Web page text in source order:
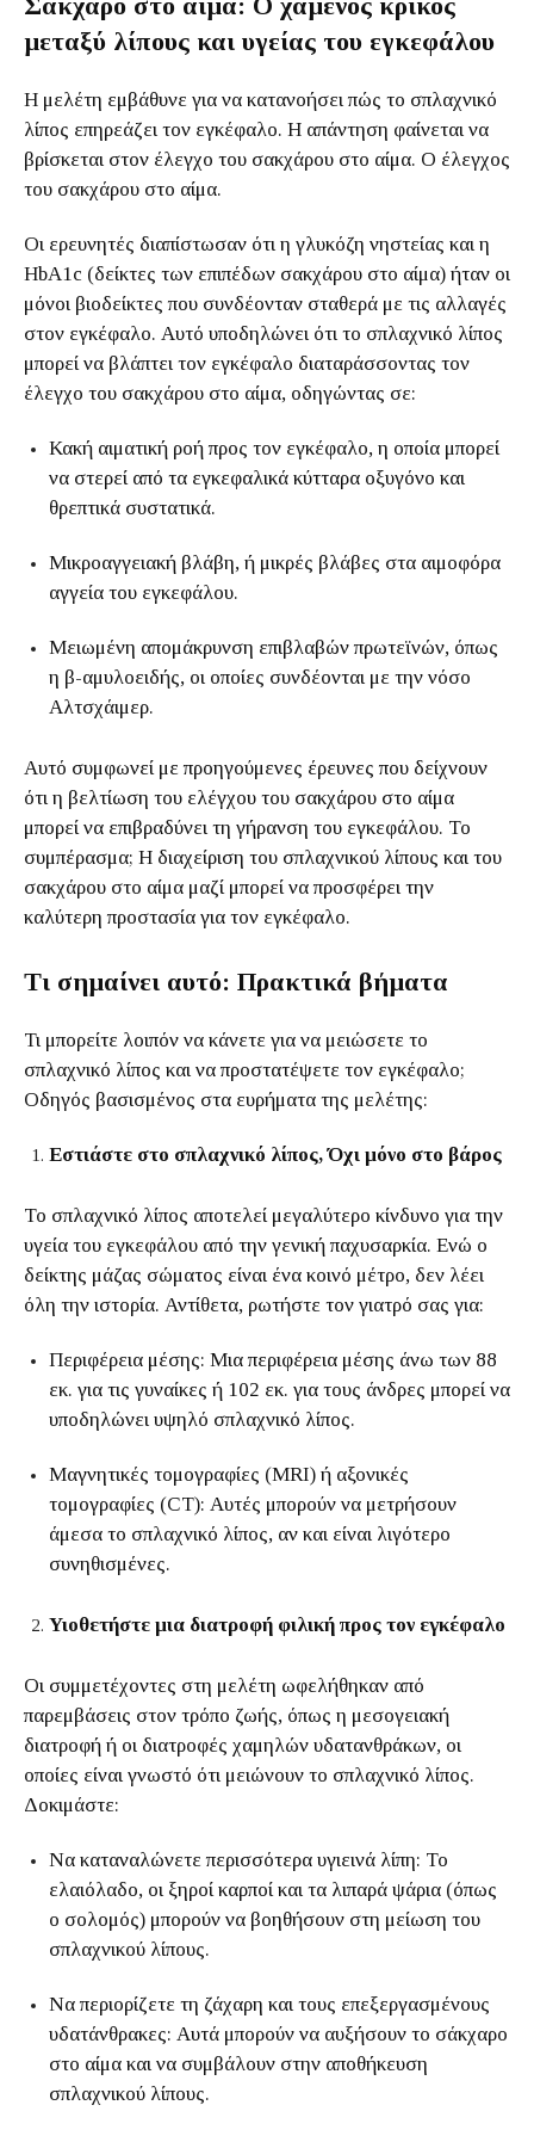
μεταξύ λίπους και υγείας του εγκεφάλου
Η μελέτη εμβάθυνε για να κατανοήσει πώς το σπλαχνικό
λίπος επηρεάζει τον εγκέφαλο. Η απάντηση φαίνεται να
βρίσκεται στον έλεγχο του σακχάρου στο αίμα. Ο έλεγχος
του σακχάρου στο αίμα.
Οι ερευνητές διαπίστωσαν ότι η γλυκόζη νηστείας και η
HbA1c (δείκτες των επιπέδων σακχάρου στο αίμα) ήταν οι
μόνοι βιοδείκτες που συνδέονταν σταθερά με τις αλλαγές
στον εγκέφαλο. Αυτό υποδηλώνει ότι το σπλαχνικό λίπος
μπορεί να βλάπτει τον εγκέφαλο διαταράσσοντας τον
έλεγχο του σακχάρου στο αίμα, οδηγώντας σε:
Κακή αιματική ροή προς τον εγκέφαλο, η οποία μπορεί
να στερεί από τα εγκεφαλικά κύτταρα οξυγόνο και
θρεπτικά συστατικά.
Μικροαγγειακή βλάβη, ή μικρές βλάβες στα αιμοφόρα
αγγεία του εγκεφάλου.
Μειωμένη απομάκρυνση επιβλαβών πρωτεϊνών, όπως
η β-αμυλοειδής, οι οποίες συνδέονται με την νόσο
Αλτσχάιμερ.
Αυτό συμφωνεί με προηγούμενες έρευνες που δείχνουν
ότι η βελτίωση του ελέγχου του σακχάρου στο αίμα
μπορεί να επιβραδύνει τη γήρανση του εγκεφάλου. Το
συμπέρασμα; Η διαχείριση του σπλαχνικού λίπους και του
σακχάρου στο αίμα μαζί μπορεί να προσφέρει την
καλύτερη προστασία για τον εγκέφαλο.
Τι σημαίνει αυτό: Πρακτικά βήματα
Τι μπορείτε λοιπόν να κάνετε για να μειώσετε το
σπλαχνικό λίπος και να προστατέψετε τον εγκέφαλο;
Οδηγός βασισμένος στα ευρήματα της μελέτης:
Εστιάστε στο σπλαχνικό λίπος, Όχι μόνο στο βάρος
Το σπλαχνικό λίπος αποτελεί μεγαλύτερο κίνδυνο για την
υγεία του εγκεφάλου από την γενική παχυσαρκία. Ενώ ο
δείκτης μάζας σώματος είναι ένα κοινό μέτρο, δεν λέει
όλη την ιστορία. Αντίθετα, ρωτήστε τον γιατρό σας για:
Περιφέρεια μέσης: Μια περιφέρεια μέσης άνω των 88
εκ. για τις γυναίκες ή 102 εκ. για τους άνδρες μπορεί να
υποδηλώνει υψηλό σπλαχνικό λίπος.
Μαγνητικές τομογραφίες (MRI) ή αξονικές
τομογραφίες (CT): Αυτές μπορούν να μετρήσουν
άμεσα το σπλαχνικό λίπος, αν και είναι λιγότερο
συνηθισμένες.
Υιοθετήστε μια διατροφή φιλική προς τον εγκέφαλο
Οι συμμετέχοντες στη μελέτη ωφελήθηκαν από
παρεμβάσεις στον τρόπο ζωής, όπως η μεσογειακή
διατροφή ή οι διατροφές χαμηλών υδατανθράκων, οι
οποίες είναι γνωστό ότι μειώνουν το σπλαχνικό λίπος.
Δοκιμάστε:
Να καταναλώνετε περισσότερα υγιεινά λίπη: Το
ελαιόλαδο, οι ξηροί καρποί και τα λιπαρά ψάρια (όπως
ο σολομός) μπορούν να βοηθήσουν στη μείωση του
σπλαχνικού λίπους.
Να περιορίζετε τη ζάχαρη και τους επεξεργασμένους
υδατάνθρακες: Αυτά μπορούν να αυξήσουν το σάκχαρο
στο αίμα και να συμβάλουν στην αποθήκευση
σπλαχνικού λίπους.